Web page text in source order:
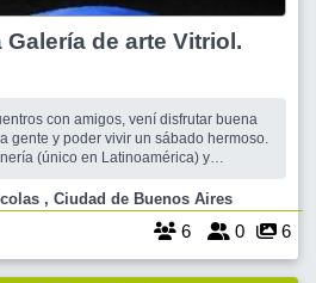
de arte Vitriol.
con amigos, vení disfrutar buena
gente y poder vivir un sábado hermoso.
(único en Latinoamérica) y
con aquella antigua y valiosa
San Nicolas , Ciudad de Buenos Aires
6 0 6